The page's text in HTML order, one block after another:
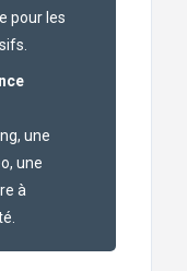
pour les
une
une
à